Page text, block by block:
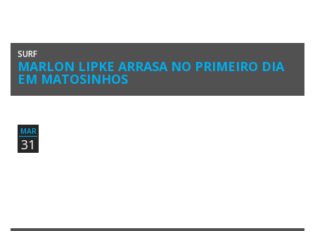
SURF
MARLON LIPKE ARRASA NO PRIMEIRO DIA
EM MATOSINHOS
A Praia Internacional de Matosinhos ofereceu ondas de potencial
MAR
31